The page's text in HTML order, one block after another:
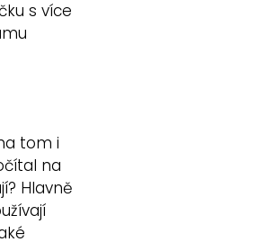
s více
tom i
na
Hlavně